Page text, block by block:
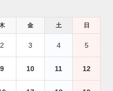
金 土 日
2 3 4 5
9 10 11 12